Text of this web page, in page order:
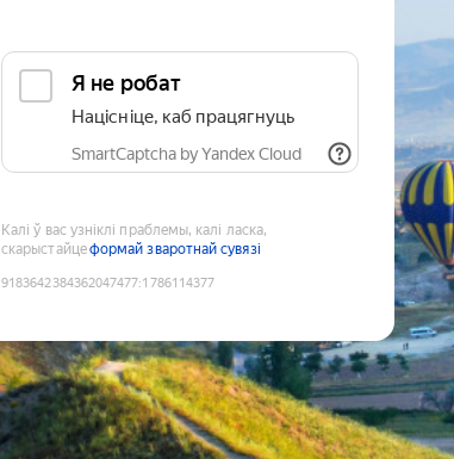
Я не робат
Націсніце, каб працягнуць
SmartCaptcha by Yandex Cloud
Калі ў вас узніклі праблемы, калі ласка,
скарыстайцеформай зваротнай сувязі
9183642384362047477:1786114377